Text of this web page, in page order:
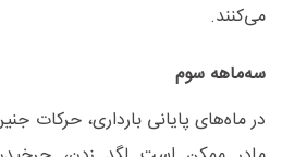
می‌کنند.
سه‌ماهه سوم
در ماه‌های پایانی بارداری، حرکات